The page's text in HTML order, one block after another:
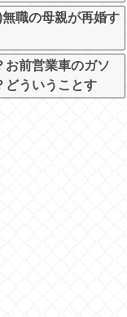
職の母親が再婚す
お前営業車のガソ
どういうことす